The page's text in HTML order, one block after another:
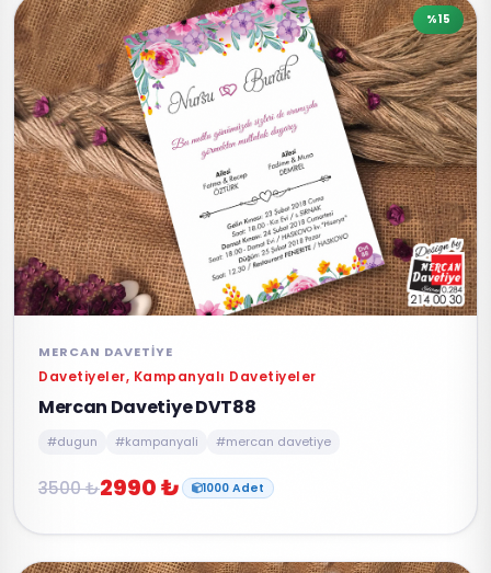
%15
MERCAN DAVETIYE
Davetiyeler, Kampanyalı Davetiyeler
Mercan Davetiye DVT88
#dugun #kampanyali #mercan davetiye
3500 ₺2990 ₺ 1000 Adet